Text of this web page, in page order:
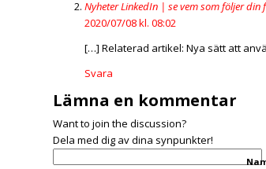
Nyheter LinkedIn | se vem som följer
2020/07/08 kl. 08:02
[…] Relaterad artikel: Nya sätt att
Svara
Lämna en kommentar
Want to join the discussion?
Dela med dig av dina synpunkter!